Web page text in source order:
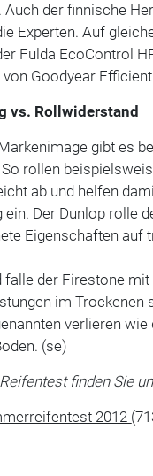
Auch der finnische
Experten. Auf
Fulda EcoControl
Goodyear
vs. Rollwiderstand
gibt es
rollen
ab und helfen
ein. Der Dunlop rolle
Eigenschaften auf
der Firestone
im Trockenen
verlieren
(se)
finden Sie
2012